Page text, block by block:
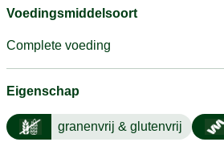
Voedingsmiddelsoort
Complete voeding
Eigenschap
granenvrij & glutenvrij